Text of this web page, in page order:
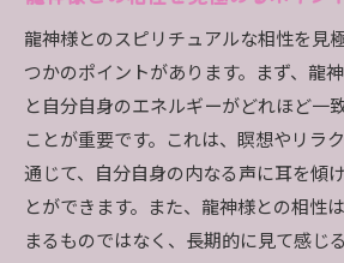
龍神様とのスピリチュアルな相性を見
つかのポイントがあります。まず、龍
と自分自身のエネルギーがどれほど一
ことが重要です。これは、瞑想やリラ
通じて、自分自身の内なる声に耳を傾
とができます。また、龍神様との相性
まるものではなく、長期的に見て感じ